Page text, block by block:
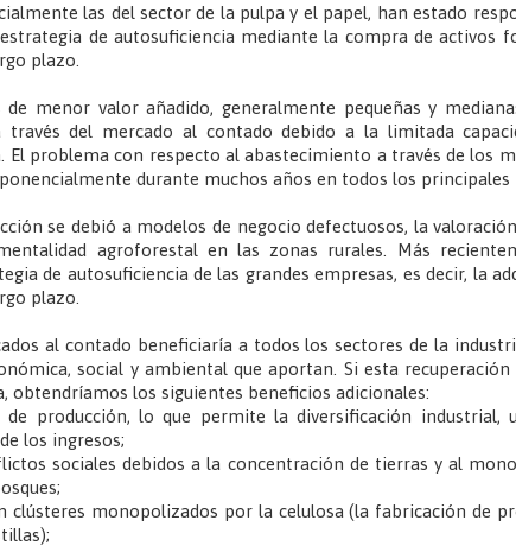
las del sector de la pulpa y el papel, han estado
de autosuficiencia mediante la compra de activos
plazo.
menor valor añadido, generalmente pequeñas y
través del mercado al contado debido a la limitada
El problema con respecto al abastecimiento a través de los
durante muchos años en todos los principales
se debió a modelos de negocio defectuosos, la
agroforestal en las zonas rurales. Más
de autosuficiencia de las grandes empresas, es decir, la
plazo.
al contado beneficiaría a todos los sectores de la
social y ambiental que aportan. Si esta
obtendríamos los siguientes beneficios adicionales:
de producción, lo que permite la diversificación
los ingresos;
sociales debidos a la concentración de tierras y al
clústeres monopolizados por la celulosa (la fabricación de